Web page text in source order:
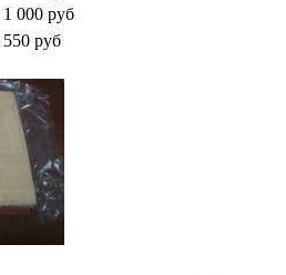
1 000 руб
550 руб